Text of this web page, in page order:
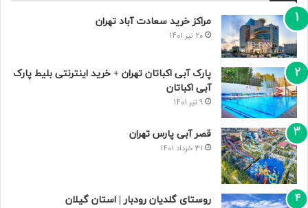
مراکز خرید سعادت‌ آباد تهران
20 تیر 1401
پارک آبی اکباتان تهران + خرید اینترنتی بلیط پارک
آبی اکباتان
9 تیر 1401
قصر آبی پارس تهران
31 خرداد 1401
روستای گلدیان رودبار | استان گیلان